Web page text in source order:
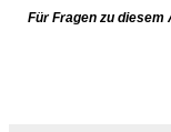
Für Fragen zu diesem